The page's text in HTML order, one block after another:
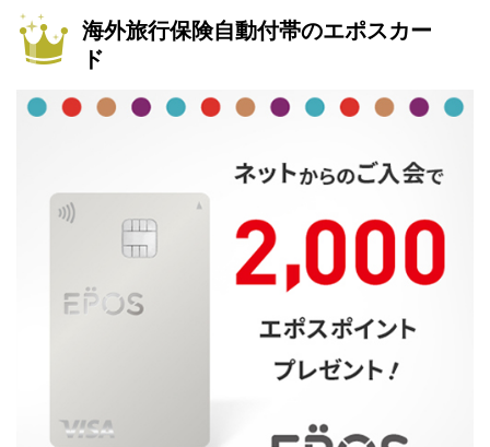
海外旅行保険自動付帯のエポスカー
ド